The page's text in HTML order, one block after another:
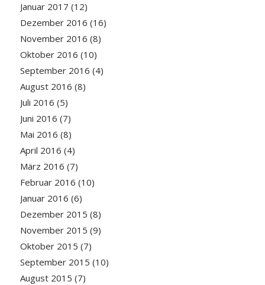
Januar 2017 (12)
Dezember 2016 (16)
November 2016 (8)
Oktober 2016 (10)
September 2016 (4)
August 2016 (8)
Juli 2016 (5)
Juni 2016 (7)
Mai 2016 (8)
April 2016 (4)
März 2016 (7)
Februar 2016 (10)
Januar 2016 (6)
Dezember 2015 (8)
November 2015 (9)
Oktober 2015 (7)
September 2015 (10)
August 2015 (7)